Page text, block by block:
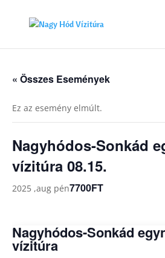
« Összes Események
Ez az esemény elmúlt.
Nagyhódos-Sonkád
vízitúra 08.15.
2025 ,aug pén7700FT
Nagyhódos-Sonkád
vízitúra